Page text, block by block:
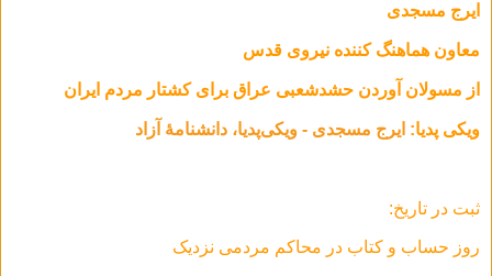
ایرج مسجدی
معاون هماهنگ کننده نیروی قدس
از مسولان آوردن حشدشعبی عراق برای کشتار مردم ایران
ویکی پدیا: ایرج مسجدی - ویکی‌پدیا، دانشنامهٔ آزاد
ثبت در تاریخ:
روز حساب و کتاب در محاکم مردمی نزدیک